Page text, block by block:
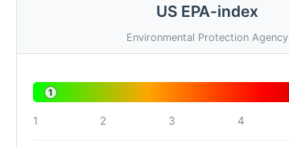
US EPA-index
Environmental Protection Agency
1
1 2 3 4